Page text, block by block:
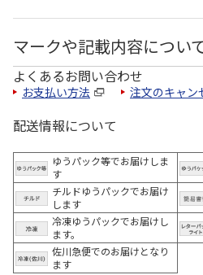
マークや記載内容につい
よくあるお問い合わせ
お支払い方法 注文のキャン
配送情報について
ゆうパック等でお届けしま
す
チルドゆうパックでお届け
します
冷凍ゆうパックでお届けし
ます。
佐川急便でのお届けとなり
ます